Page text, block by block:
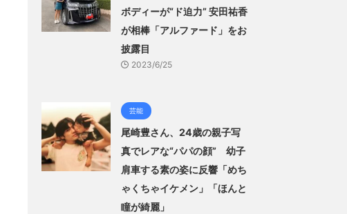
ボディーが“ド迫力” 安田祐香
が相棒「アルファード」をお
披露目
2023/6/25
芸能
尾崎豊さん、24歳の親子写
真でレアな“パパの顔” 幼子
肩車する素の姿に反響「めち
ゃくちゃイケメン」「ほんと
瞳が綺麗」